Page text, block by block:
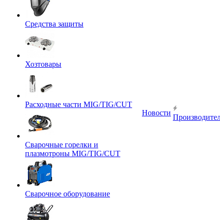
Средства защиты
Хозтовары
Расходные части MIG/TIG/CUT
Сварочные горелки и
плазмотроны MIG/TIG/CUT
Сварочное оборудование
Новости